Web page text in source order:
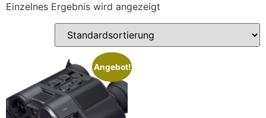
Einzelnes Ergebnis wird angezeigt
Angebot!